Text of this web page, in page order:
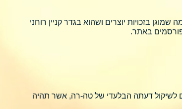
בזכויות יוצרים ושהוא בגדר קניין רוחני
לשיקול דעתה הבלעדי של טה-רה, אשר תהיה